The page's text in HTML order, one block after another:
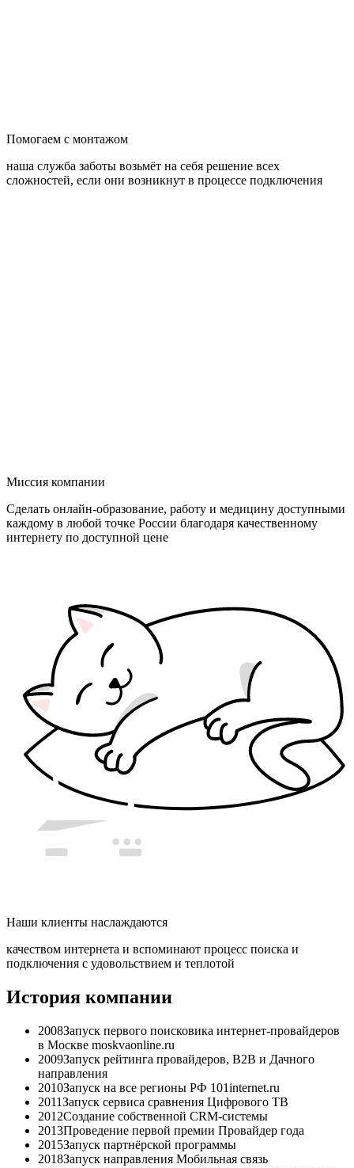
Помогаем с монтажом
наша служба заботы возьмёт на себя решение всех
сложностей, если они возникнут в процессе подключения
Миссия компании
Сделать онлайн-образование, работу и медицину доступными
каждому в любой точке России благодаря качественному
интернету по доступной цене
Наши клиенты наслаждаются
качеством интернета и вспоминают процесс поиска и
подключения с удовольствием и теплотой
История компании
2008Запуск первого поисковика интернет-провайдеров
в Москве moskvaonline.ru
2009Запуск рейтинга провайдеров, B2B и Дачного
направления
2010Запуск на все регионы РФ 101internet.ru
2011Запуск сервиса сравнения Цифрового ТВ
2012Создание собственной CRM-системы
2013Проведение первой премии Провайдер года
2015Запуск партнёрской программы
2018Запуск направления Мобильная связь